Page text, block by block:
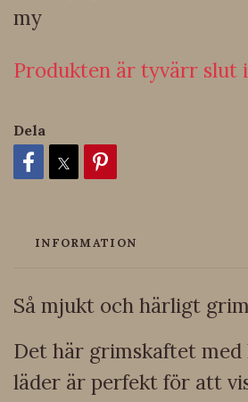
my
Produkten är tyvärr slut
Dela
INFORMATION
Så mjukt och härligt
Det här grimskaftet med
läder är perfekt för att